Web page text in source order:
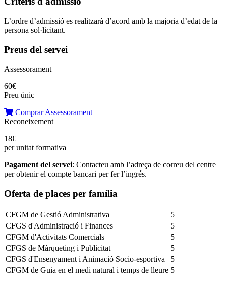
L’ordre d’admissió es realitzarà d’acord amb la majoria d’edat de la
persona sol·licitant.
Preus del servei
Assessorament
60€
Preu únic
Comprar Assessorament
Reconeixement
18€
per unitat formativa
Pagament del servei: Contacteu amb l’adreça de correu del centre
per obtenir el compte bancari per fer l’ingrés.
Oferta de places per família
CFGM de Gestió Administrativa
5
CFGS d'Administració i Finances
5
CFGM d'Activitats Comercials
5
CFGS de Màrqueting i Publicitat
5
CFGS d'Ensenyament i Animació Socio-esportiva
5
CFGM de Guia en el medi natural i temps de lleure 5